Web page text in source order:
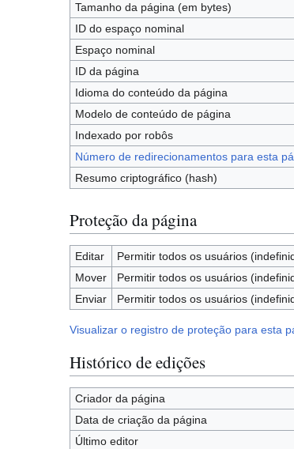
Tamanho da página (em bytes)
ID do espaço nominal
Espaço nominal
ID da página
Idioma do conteúdo da página
Modelo de conteúdo de página
Indexado por robôs
Número de redirecionamentos para esta
Resumo criptográfico (hash)
Proteção da página
Editar
Permitir todos os usuários
Mover
Permitir todos os usuários
Enviar
Permitir todos os usuários
Visualizar o registro de proteção para esta
Histórico de edições
Criador da página
Data de criação da página
Último editor